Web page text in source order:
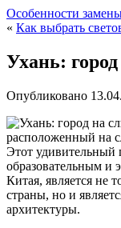
Особенности
« Как выбрать
Ухань:
Опубликовано
расположенный на
Этот удивительный
образовательным и
Китая, является не
страны, но и
архитектуры.